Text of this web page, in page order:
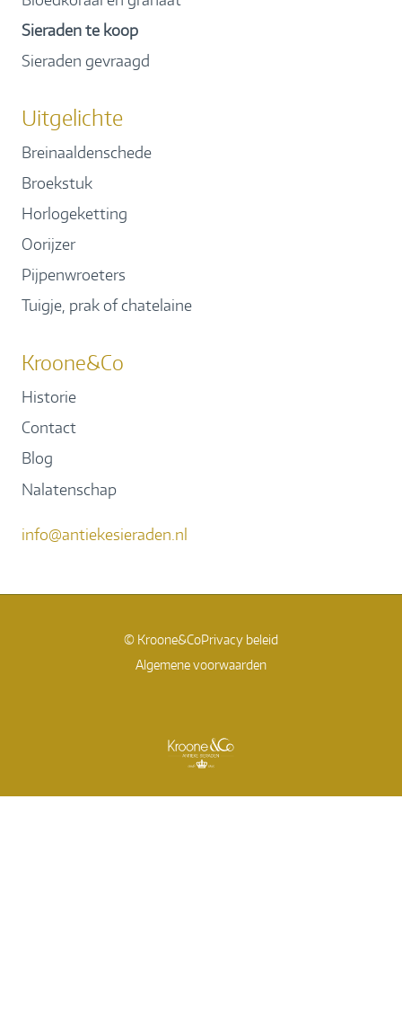
Sieraden te koop
Sieraden gevraagd
Uitgelichte
Breinaaldenschede
Broekstuk
Horlogeketting
Oorijzer
Pijpenwroeters
Tuigje, prak of chatelaine
Kroone&Co
Historie
Contact
Blog
Nalatenschap
info@antiekesieraden.nl
© Kroone&CoPrivacy beleid
Algemene voorwaarden